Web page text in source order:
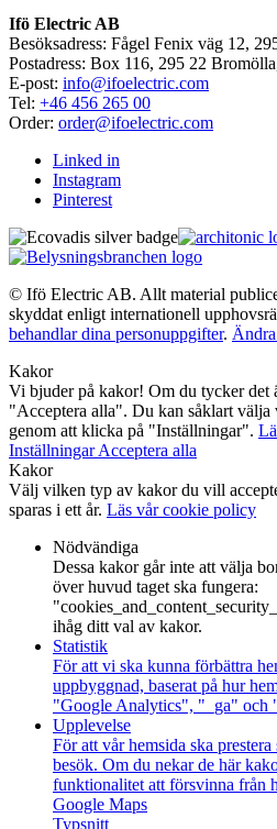
Ifö Electric AB
Besöksadress: Fågel Fenix väg 12,
Postadress: Box 116, 295 22
E-post: info@ifoelectric.com
Tel: +46 456 265 00
Order: order@ifoelectric.com
Linked in
Instagram
Pinterest
© Ifö Electric AB. Allt material
skyddat enligt internationell
behandlar dina personuppgifter.
Kakor
Vi bjuder på kakor! Om du tycker det
"Acceptera alla". Du kan såklart
genom att klicka på "Inställningar".
InställningarAcceptera alla
Kakor
Välj vilken typ av kakor du vill
sparas i ett år. Läs vår cookie policy
Nödvändiga
Dessa kakor går inte att välja
över huvud taget ska fungera:
ihåg ditt val av kakor.
Statistik
För att vi ska kunna förbättra
uppbyggnad, baserat på hur
"Google Analytics", "_ga" och
Upplevelse
För att vår hemsida ska
besök. Om du nekar de här
funktionalitet att försvinna från
Google Maps
Typsnitt